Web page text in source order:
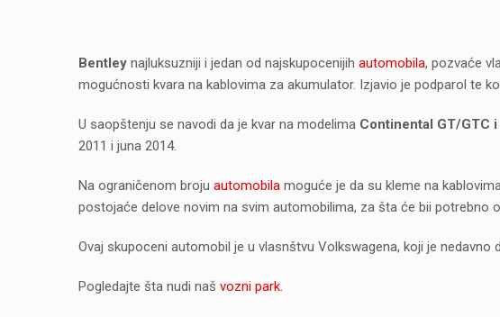
Bentley najluksuzniji i jedan od najskupocenijih automobila, pozvaće
mogućnosti kvara na kablovima za akumulator. Izjavio je podparol te
U saopštenju se navodi da je kvar na modelima Continental GT/GTC
2011 i juna 2014.
Na ograničenom broju automobila moguće je da su kleme na
postojaće delove novim na svim automobilima, za šta će bii potrebno
Ovaj skupoceni automobil je u vlasnštvu Volkswagena, koji je nedavno
Pogledajte šta nudi naš vozni park.